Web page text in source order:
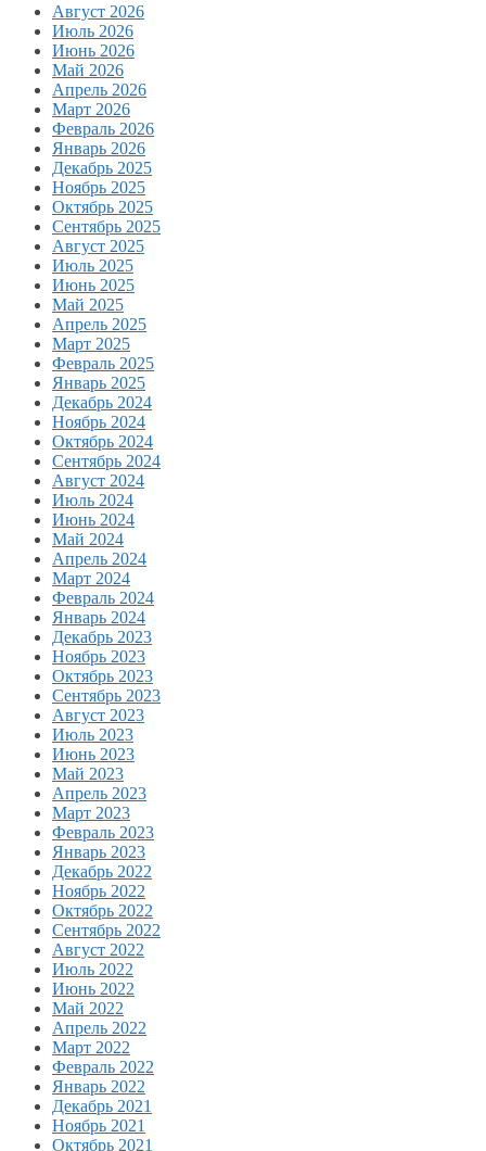
Август 2026
Июль 2026
Июнь 2026
Май 2026
Апрель 2026
Март 2026
Февраль 2026
Январь 2026
Декабрь 2025
Ноябрь 2025
Октябрь 2025
Сентябрь 2025
Август 2025
Июль 2025
Июнь 2025
Май 2025
Апрель 2025
Март 2025
Февраль 2025
Январь 2025
Декабрь 2024
Ноябрь 2024
Октябрь 2024
Сентябрь 2024
Август 2024
Июль 2024
Июнь 2024
Май 2024
Апрель 2024
Март 2024
Февраль 2024
Январь 2024
Декабрь 2023
Ноябрь 2023
Октябрь 2023
Сентябрь 2023
Август 2023
Июль 2023
Июнь 2023
Май 2023
Апрель 2023
Март 2023
Февраль 2023
Январь 2023
Декабрь 2022
Ноябрь 2022
Октябрь 2022
Сентябрь 2022
Август 2022
Июль 2022
Июнь 2022
Май 2022
Апрель 2022
Март 2022
Февраль 2022
Январь 2022
Декабрь 2021
Ноябрь 2021
Октябрь 2021